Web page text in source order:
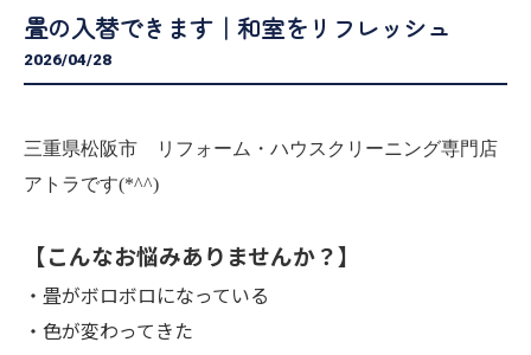
畳の入替できます｜和室をリフレッシュ
2026/04/28
三重県松阪市 リフォーム・ハウスクリーニング専門店
アトラです(*^^)
【こんなお悩みありませんか？】
・畳がボロボロになっている
・色が変わってきた